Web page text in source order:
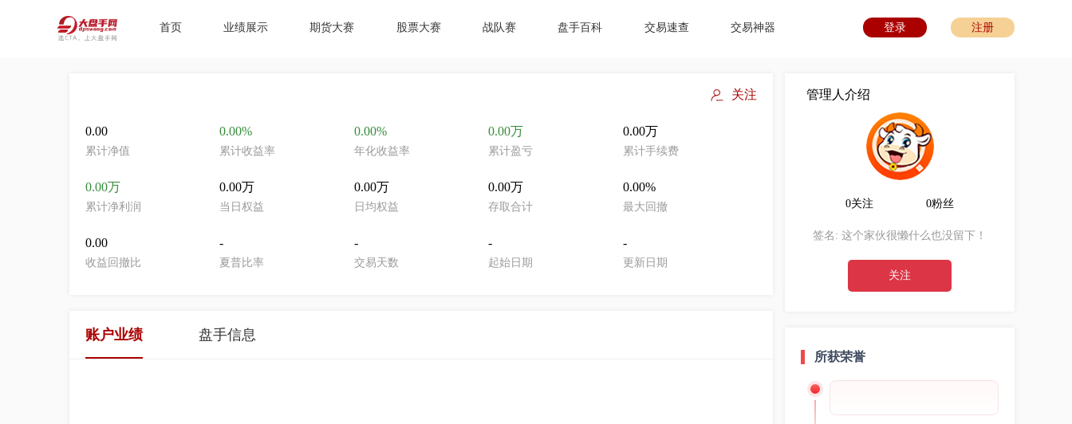
首页 业绩展示 期货大赛 股票大赛 战队赛 盘手百科 交易速查 交易神器 登录 注册
关注
0.00
累计净值
0.00%
累计收益率
0.00%
年化收益率
0.00万
累计盈亏
0.00万
累计手续费
0.00万
累计净利润
0.00万
当日权益
0.00万
日均权益
0.00万
存取合计
0.00%
最大回撤
0.00
收益回撤比
-
夏普比率
-
交易天数
-
起始日期
-
更新日期
账户业绩 盘手信息
管理人介绍
0关注 0粉丝
签名: 这个家伙很懒什么也没留下！
关注
所获荣誉